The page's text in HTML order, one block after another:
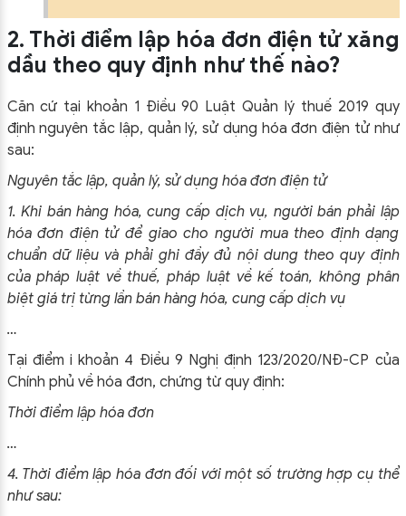
2. Thời điểm lập hóa đơn điện tử xăng
dầu theo quy định như thế nào?
Căn cứ tại khoản 1 Điều 90 Luật Quản lý thuế 2019 quy
định nguyên tắc lập, quản lý, sử dụng hóa đơn điện tử như
sau:
Nguyên tắc lập, quản lý, sử dụng hóa đơn điện tử
1. Khi bán hàng hóa, cung cấp dịch vụ, người bán phải lập
hóa đơn điện tử để giao cho người mua theo định dạng
chuẩn dữ liệu và phải ghi đầy đủ nội dung theo quy định
của pháp luật về thuế, pháp luật về kế toán, không phân
biệt giá trị từng lần bán hàng hóa, cung cấp dịch vụ
…
Tại điểm i khoản 4 Điều 9 Nghị định 123/2020/NĐ-CP của
Chính phủ về hóa đơn, chứng từ quy định:
Thời điểm lập hóa đơn
…
4. Thời điểm lập hóa đơn đối với một số trường hợp cụ thể
như sau: